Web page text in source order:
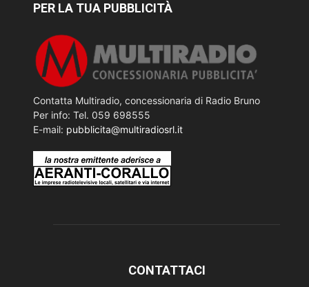
PER LA TUA PUBBLICITÀ
Contatta Multiradio, concessionaria di Radio Bruno
Per info: Tel. 059 698555
E-mail: pubblicita@multiradiosrl.it
CONTATTACI